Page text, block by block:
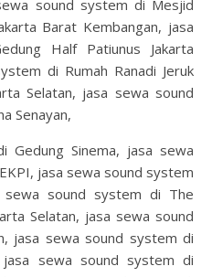
sound system di Mesjid
Barat Kembangan, jasa
Half Patiunus Jakarta
di Rumah Ranadi Jeruk
Selatan, jasa sewa sound
Senayan,
Sinema, jasa sewa
jasa sewa sound system
sewa sound system di The
Selatan, jasa sewa sound
jasa sewa sound system di
sewa sound system di